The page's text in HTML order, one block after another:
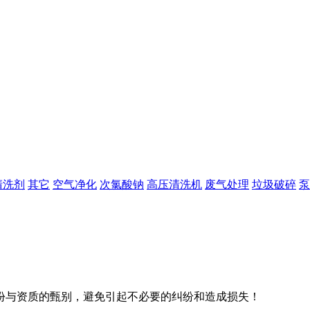
剂 其它 空气净化 次氯酸钠 高压清洗机 废气处理 垃圾破碎 泵
资质的甄别，避免引起不必要的纠纷和造成损失！